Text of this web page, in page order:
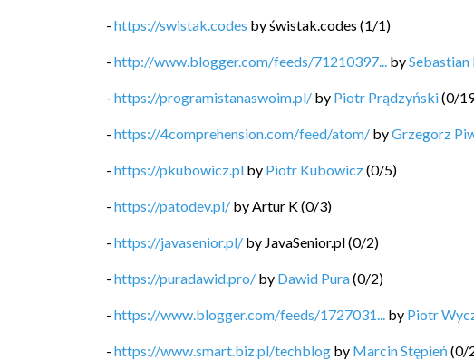
- https://swistak.codes byświstak.codes (1/1)
- http://www.blogger.com/feeds/71210397... by
- https://programistanaswoim.pl/ by Piotr Prądzyński(0/
- https://4comprehension.com/feed/atom/ byGrzegorz
- https://pkubowicz.pl by Piotr Kubowicz(0/5)
- https://patodev.pl/ byArtur K(0/3)
- https://javasenior.pl/ by JavaSenior.pl(0/2)
- https://puradawid.pro/ by Dawid Pura(0/2)
- https://www.blogger.com/feeds/1727031... by Piotr
- https://www.smart.biz.pl/techblog by Marcin Stępień (0/